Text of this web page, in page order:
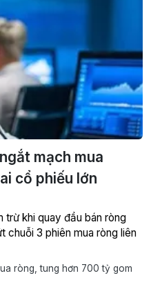
mạch mua
cổ phiếu lớn
trừ khi quay đầu bán ròng
chuỗi 3 phiên mua ròng liên
ròng, tung hơn 700 tỷ gom